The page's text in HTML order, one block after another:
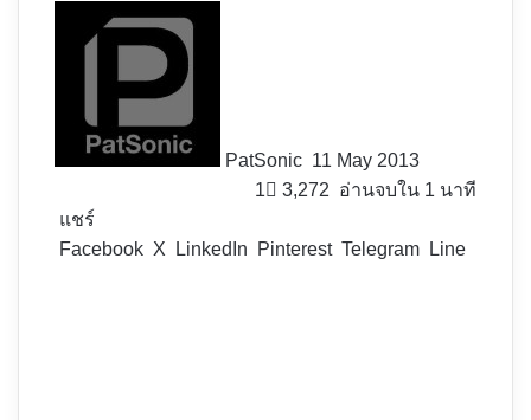
PatSonic 11 May 2013
1
3,272 อ่านจบใน 1 นาที
แชร์
Facebook X LinkedIn Pinterest Telegram Line